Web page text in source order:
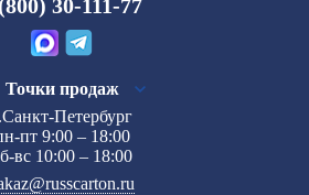
30-111-77
Точки продаж
Петербург
пт 9:00 – 18:00
вс 10:00 – 18:00